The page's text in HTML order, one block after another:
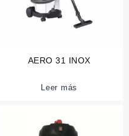
AERO 31 INOX
Leer más